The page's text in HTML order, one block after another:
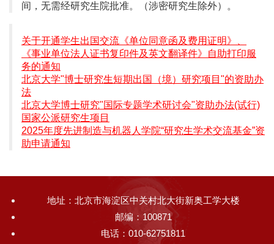
间，无需经研究生院批准。（涉密研究生除外）。
关于开通学生出国交流《单位同意函及费用证明》、
《事业单位法人证书复印件及英文翻译件》自助打印服
务的通知
北京大学"博士研究生短期出国（境）研究项目"的资助办
法
北京大学博士研究"国际专题学术研讨会"资助办法(试行)
国家公派研究生项目
2025年度先进制造与机器人学院“研究生学术交流基金”资
助申请通知
地址：北京市海淀区中关村北大街新奥工学大楼
邮编：100871
电话：010-62751811